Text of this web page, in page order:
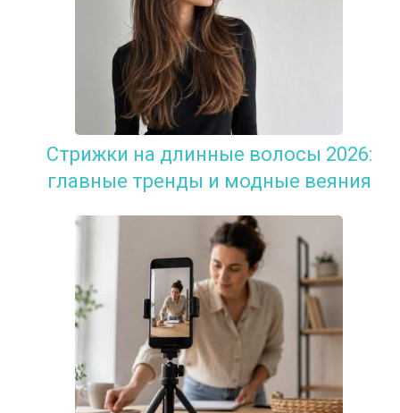
Стрижки на длинные волосы 2026:
главные тренды и модные веяния